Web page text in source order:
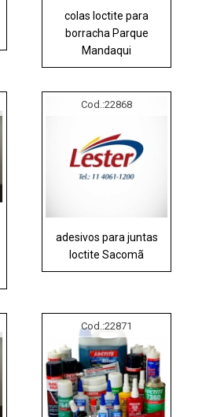
colas loctite para
borracha Parque
Mandaqui
Cod.:22868
adesivos para juntas
loctite Sacomã
Cod.:22871